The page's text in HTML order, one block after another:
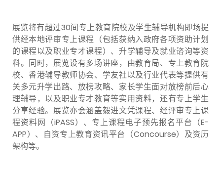
展览将有超过30间专上教育院校及学生辅导机构即场提
供经本地评审专上课程（包括获纳入政府各项资助计划
的课程以及职业专才课程）、升学辅导及就业谘询等资
料。同时，展览设有多场讲座，由教育局、专上教育院
校、香港辅导教师协会、学友社以及行业代表等提供有
关多元升学出路、放榜攻略、家长学生面对放榜前后心
理辅导，以及职业专才教育等实用资料，还有专上学生
分享经验。展览亦会涵盖毅进文凭课程、经评审专上课
程资料网（iPASS）、专上课程电子预先报名平台（E-
APP）、自资专上教育资讯平台（Concourse）及资历
架构等。